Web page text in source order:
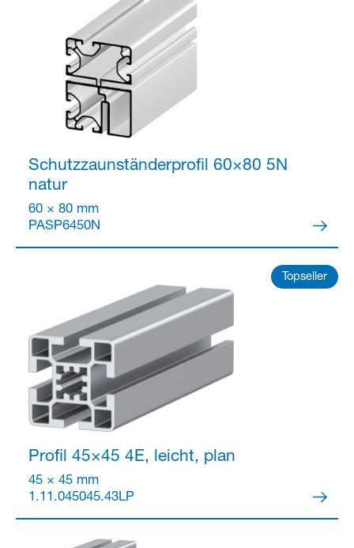
Schutzzaunständerprofil 60×80 5N
natur
60 × 80 mm
PASP6450N
Topseller
Profil 45×45 4E, leicht, plan
45 × 45 mm
1.11.045045.43LP
Partner Login